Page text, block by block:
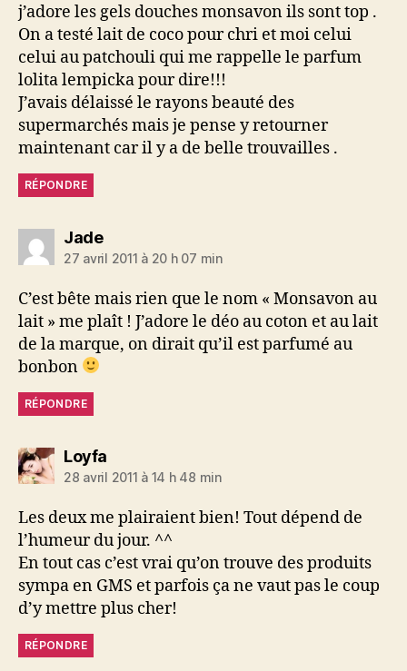
j’adore les gels douches monsavon ils sont top .
On a testé lait de coco pour chri et moi celui
celui au patchouli qui me rappelle le parfum
lolita lempicka pour dire!!!
J’avais délaissé le rayons beauté des
supermarchés mais je pense y retourner
maintenant car il y a de belle trouvailles .
RÉPONDRE
Jadedit :
27 avril 2011 à 20 h 07 min
C’est bête mais rien que le nom « Monsavon au
lait » me plaît ! J’adore le déo au coton et au lait
de la marque, on dirait qu’il est parfumé au
bonbon
RÉPONDRE
Loyfadit :
28 avril 2011 à 14 h 48 min
Les deux me plairaient bien! Tout dépend de
l’humeur du jour. ^^
En tout cas c’est vrai qu’on trouve des produits
sympa en GMS et parfois ça ne vaut pas le coup
d’y mettre plus cher!
RÉPONDRE